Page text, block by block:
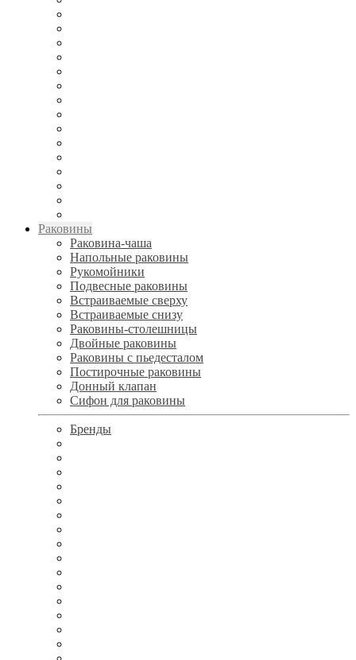
Раковины
Раковина-чаша
Напольные раковины
Рукомойники
Подвесные раковины
Встраиваемые сверху
Встраиваемые снизу
Раковины-столешницы
Двойные раковины
Раковины с пьедесталом
Постирочные раковины
Донный клапан
Сифон для раковины
Бренды